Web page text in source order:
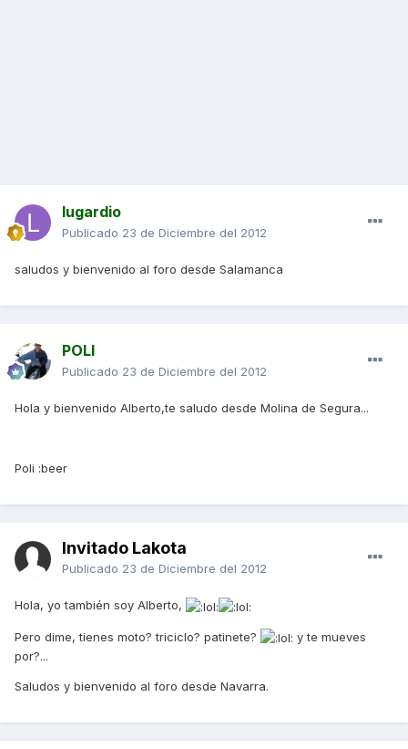
lugardio
Publicado 23 de Diciembre del 2012
saludos y bienvenido al foro desde Salamanca
POLI
Publicado 23 de Diciembre del 2012
Hola y bienvenido Alberto,te saludo desde Molina de Segura...
Poli :beer
Invitado Lakota
Publicado 23 de Diciembre del 2012
Hola, yo también soy Alberto,
Pero dime, tienes moto? triciclo? patinete?
y te mueves
por?...
Saludos y bienvenido al foro desde Navarra.